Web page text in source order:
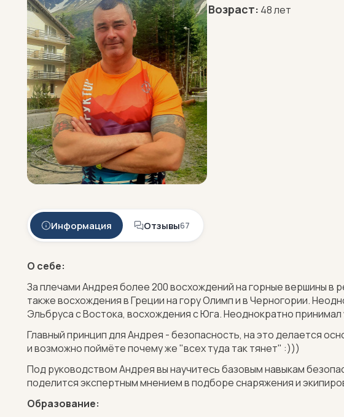
Возраст: 48 лет
Информация Отзывы67
О себе:
За плечами Андрея более 200 восхождений на горные вершины в
также восхождения в Греции на гору Олимп и в Черногории.
Эльбруса с Востока, восхождения с Юга. Неоднократно принимал
Главный принцип для Андрея - безопасность, на это делается
и возможно поймёте почему же "всех туда так тянет" :)))
Под руководством Андрея вы научитесь базовым навыкам
поделится экспертным мнением в подборе снаряжения и
Образование: